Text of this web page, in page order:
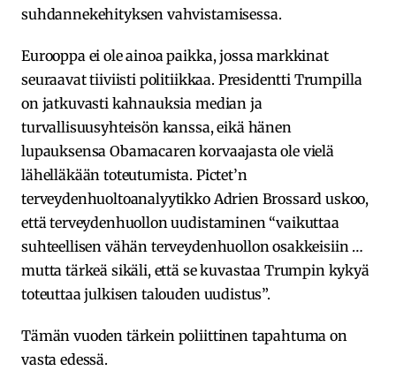
suhdannekehityksen vahvistamisessa.
Eurooppa ei ole ainoa paikka, jossa markkinat
seuraavat tiiviisti politiikkaa. Presidentti Trumpilla
on jatkuvasti kahnauksia median ja
turvallisuusyhteisön kanssa, eikä hänen
lupauksensa Obamacaren korvaajasta ole vielä
lähelläkään toteutumista. Pictet’n
terveydenhuoltoanalyytikko Adrien Brossard uskoo,
että terveydenhuollon uudistaminen “vaikuttaa
suhteellisen vähän terveydenhuollon osakkeisiin …
mutta tärkeä sikäli, että se kuvastaa Trumpin kykyä
toteuttaa julkisen talouden uudistus”.
Tämän vuoden tärkein poliittinen tapahtuma on
vasta edessä.